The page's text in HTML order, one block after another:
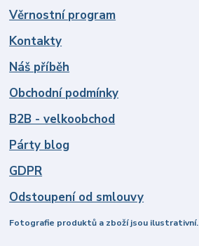
Věrnostní program
Kontakty
Náš příběh
Obchodní podmínky
B2B - velkoobchod
Párty blog
GDPR
Odstoupení od smlouvy
Fotografie produktů a zboží jsou ilustrativní.